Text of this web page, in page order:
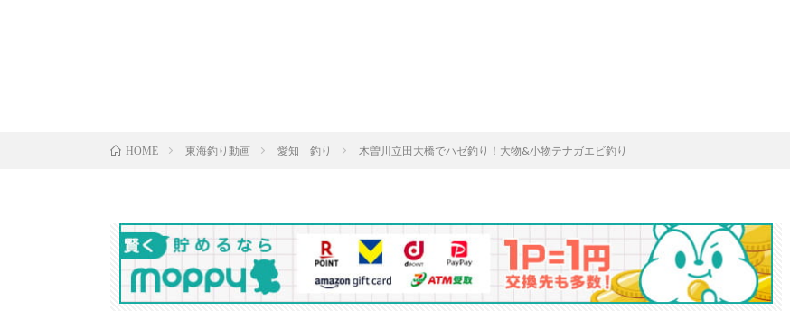
HOME 東海釣り動画 愛知 釣り 木曽川立田大橋でハゼ釣り！大物&小物テナガエビ釣り